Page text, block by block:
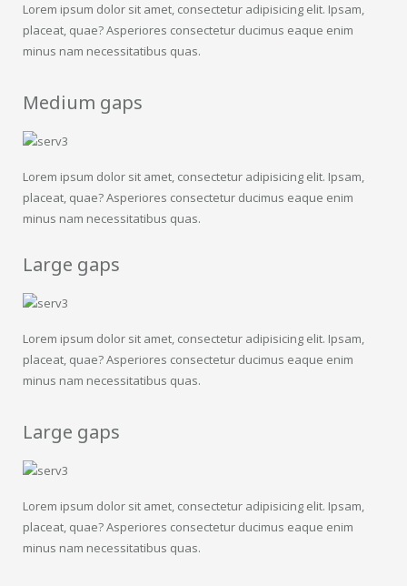
Lorem ipsum dolor sit amet, consectetur adipisicing elit. Ipsam,
placeat, quae? Asperiores consectetur ducimus eaque enim
minus nam necessitatibus quas.
Medium gaps
Lorem ipsum dolor sit amet, consectetur adipisicing elit. Ipsam,
placeat, quae? Asperiores consectetur ducimus eaque enim
minus nam necessitatibus quas.
Large gaps
Lorem ipsum dolor sit amet, consectetur adipisicing elit. Ipsam,
placeat, quae? Asperiores consectetur ducimus eaque enim
minus nam necessitatibus quas.
Large gaps
Lorem ipsum dolor sit amet, consectetur adipisicing elit. Ipsam,
placeat, quae? Asperiores consectetur ducimus eaque enim
minus nam necessitatibus quas.